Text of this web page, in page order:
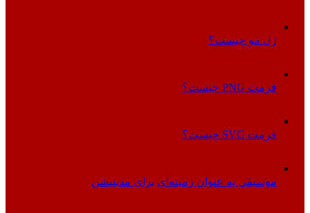
ژل مو چیست؟
فرمت PNG چیست؟
فرمت SVG چیست؟
موسیقی به عنوان زمینه‌ای برای مدیتیشن